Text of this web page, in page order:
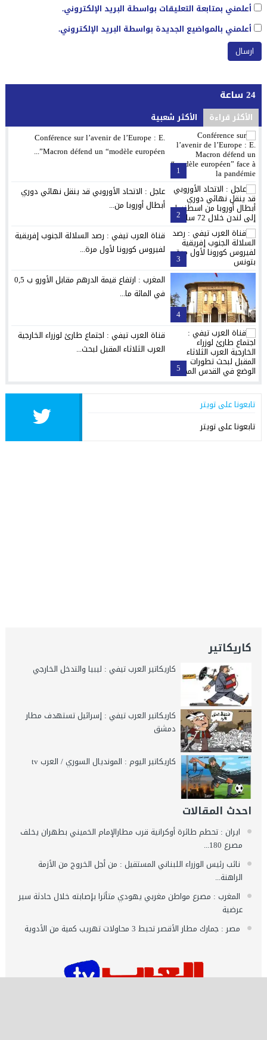
أعلمني بمتابعة التعليقات بواسطة البريد الإلكتروني.
أعلمني بالمواضيع الجديدة بواسطة البريد الإلكتروني.
24 ساعة
الأكثر قراءة الأكثر شعبية
1
Conférence sur l’avenir de l’Europe : E.
Macron défend un “modèle européen”...
2
عاجل : الاتحاد الأوروبي قد ينقل نهائي دوري
أبطال أوروبا من...
3
قناة العرب تيفي : رصد السلالة الجنوب إفريقية
لفيروس كورونا لأول مرة...
4
المغرب : ارتفاع قيمة الدرهم مقابل الأورو ب 0,5
في المائة ما...
5
قناة العرب تيفي : اجتماع طارئ لوزراء الخارجية
العرب الثلاثاء المقبل لبحث...
تابعونا على تويتر
تابعونا على تويتر
كاريكاتير
كاريكاتير العرب تيفي : ليبيا والتدخل الخارجي
كاريكاتير العرب تيفي : إسرائيل تستهدف مطار
دمشق
كاريكاتير اليوم : المونديال السوري / العرب tv
احدث المقالات
ايران : تحطم طائرة أوكرانية قرب مطارالإمام الخميني بطهران يخلف
مصرع 180...
نائب رئيس الوزراء اللبناني المستقيل : من أجل الخروج من الأزمة
الراهنة...
المغرب : مصرع مواطن مغربي يهودي متأثرا بإصابته خلال حادثة سير
عرضية
مصر : جمارك مطار الأقصر تحبط 3 محاولات تهريب كمية من الأدوية